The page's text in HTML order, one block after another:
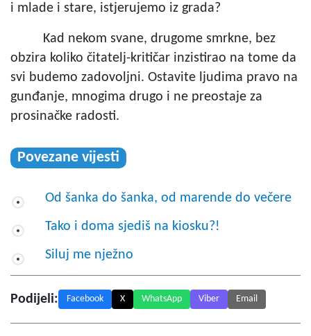
i mlade i stare, istjerujemo iz grada?
Kad nekom svane, drugome smrkne, bez
obzira koliko čitatelj-kritičar inzistirao na tome da
svi budemo zadovoljni. Ostavite ljudima pravo na
gunđanje, mnogima drugo i ne preostaje za
prosinačke radosti.
Povezane vijesti
Od šanka do šanka, od marende do večere
Tako i doma sjediš na kiosku?!
Siluj me nježno
Podijeli: Facebook X WhatsApp Viber Email